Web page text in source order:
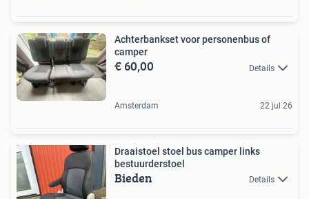
Achterbankset voor personenbus of
camper
€ 60,00 Details
Amsterdam 22 jul 26
Draaistoel stoel bus camper links
bestuurderstoel
Bieden Details